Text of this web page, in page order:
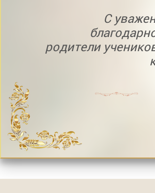
С
родители